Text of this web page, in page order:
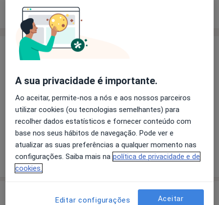
Experiência Preços
Experiência
Principais doenças tratadas
Estresse Ataque de pânico
Anorexia Nervosa
Perturbações do comportamento
Ansiedade Da Separação
+3a11y_sr_more_diseases
Mostrar mais detalhes
sobre a experiência
A sua privacidade é importante.
Ao aceitar, permite-nos a nós e aos nossos parceiros
utilizar cookies (ou tecnologias semelhantes) para
recolher dados estatísticos e fornecer conteúdo com
base nos seus hábitos de navegação. Pode ver e
atualizar as suas preferências a qualquer momento nas
configurações. Saiba mais na política de privacidade e de
cookies.
Editar configurações Aceitar